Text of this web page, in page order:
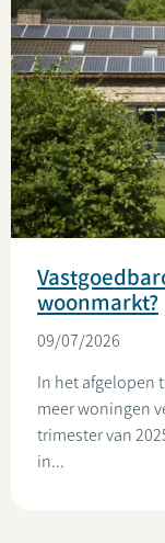
woonmarkt?
09/07/2026
In het afgelopen
meer woningen
trimester van
in...